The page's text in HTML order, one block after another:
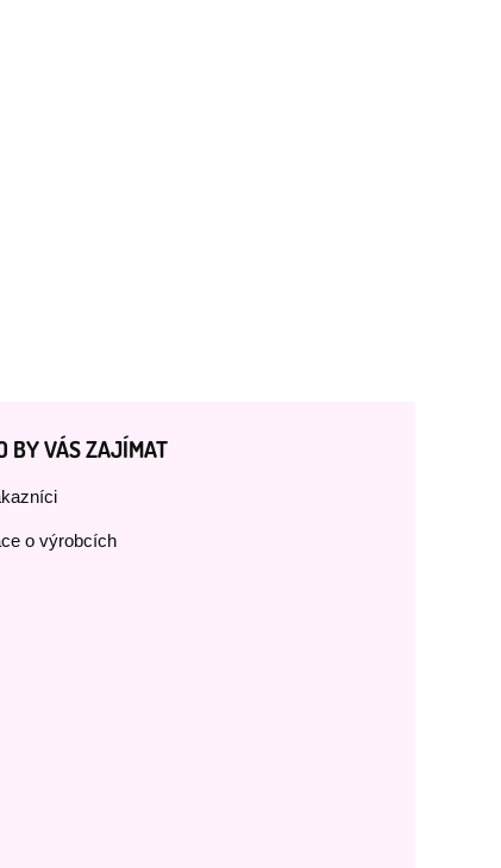
BY VÁS ZAJÍMAT
o výrobcích